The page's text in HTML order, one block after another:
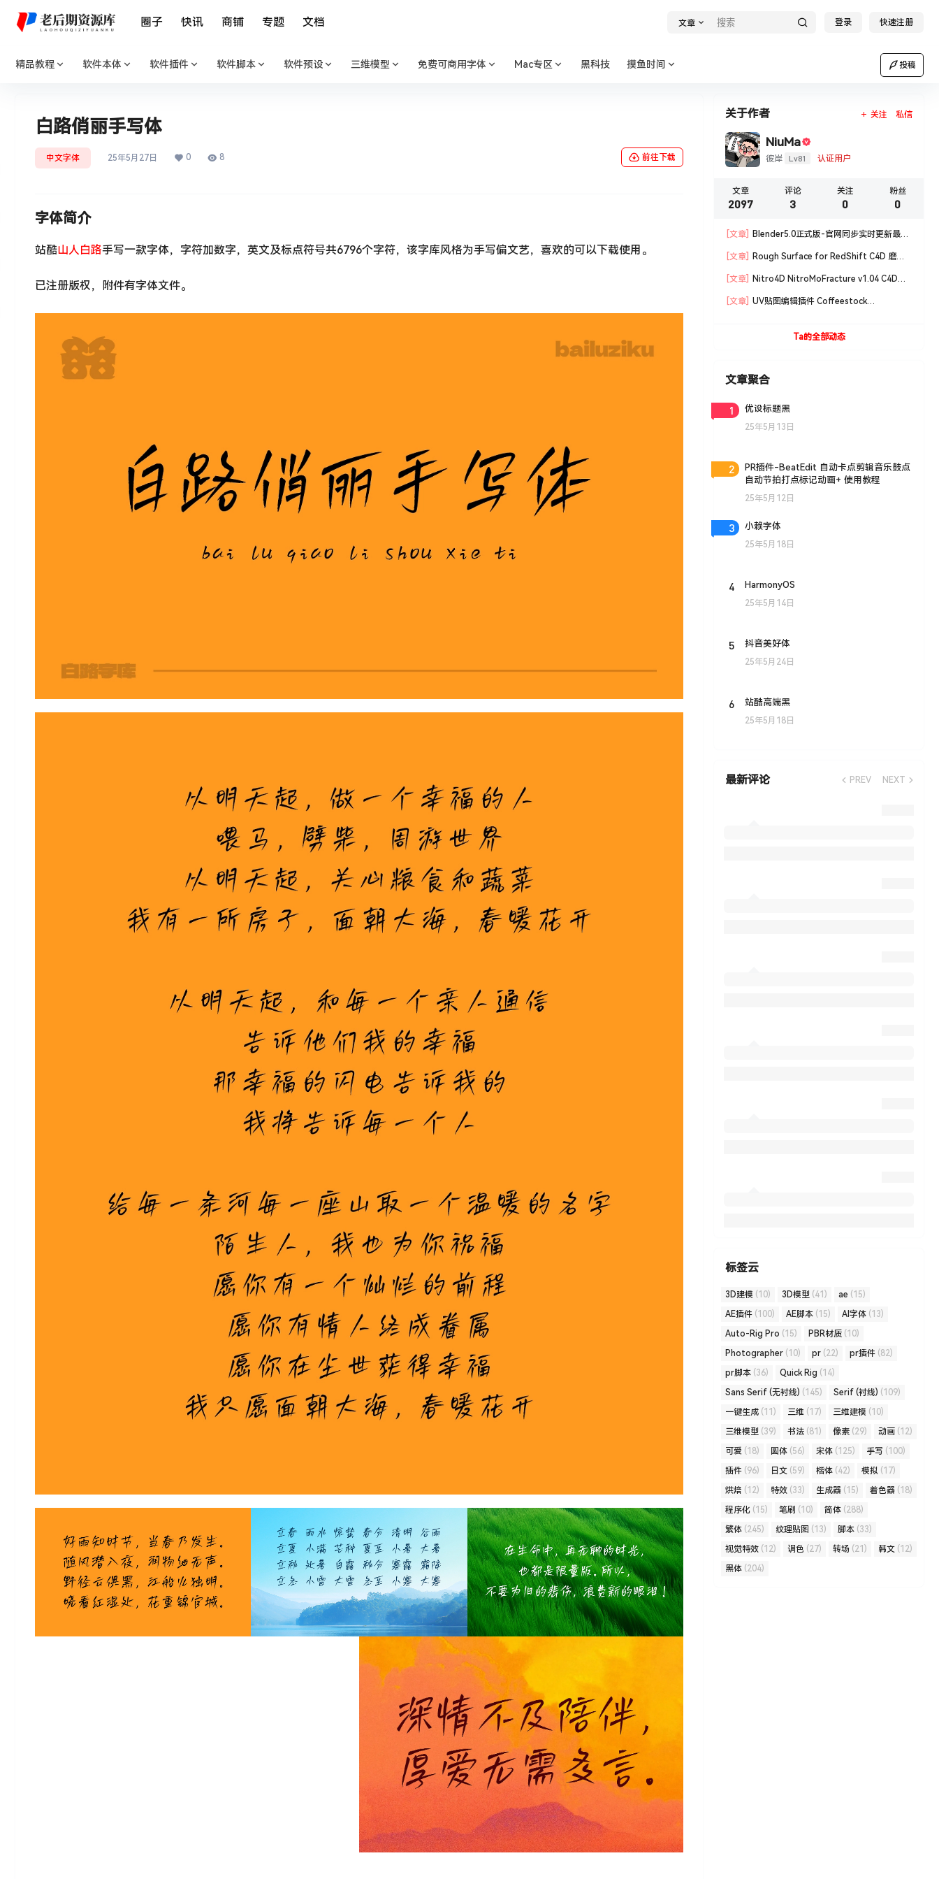
圈子 快讯 商铺 专题 文档 文章 登录 快速注册
精品教程 软件本体 软件插件 软件脚本 软件预设 三维模型 免费可商用字体 Mac专区 黑科技 摸鱼时间 投稿
白路俏丽手写体
中文字体 25年5月27日 0 8 前往下载
字体简介
站酷山人白路手写一款字体，字符加数字，英文及标点符号共6796个字符，该字库风格为手写偏文艺，喜欢的可以下载使用。
已注册版权，附件有字体文件。
关于作者 关注 私信
NiuMa
彼岸 Lv81 认证用户
文章
2097
评论
3
关注
0
粉丝
0
[文章]
Blender5.0正式版-官网同步实时更新最新
[文章]
Rough Surface for RedShift C4D 磨损
[文章]
Nitro4D NitroMoFracture v1.04 C4D插
[文章]
UV贴图编辑插件 Coffeestock
Ta的全部动态
文章聚合
1 优设标题黑
25年5月13日
2
PR插件-BeatEdit 自动卡点剪辑音乐鼓点
自动节拍打点标记动画+ 使用教程
25年5月12日
3 小赖字体
25年5月18日
4 HarmonyOS
25年5月14日
5 抖音美好体
25年5月24日
6 站酷高端黑
25年5月18日
最新评论 PREV NEXT
标签云
3D建模 (10) 3D模型 (41) ae (15)
AE插件 (100) AE脚本 (15) AI字体 (13)
Auto-Rig Pro (15) PBR材质 (10)
Photographer (10) pr (22) pr插件 (82)
pr脚本 (36) Quick Rig (14)
Sans Serif (无衬线) (145) Serif (衬线) (109)
一键生成 (11) 三维 (17) 三维建模 (10)
三维模型 (39) 书法 (81) 像素 (29) 动画 (12)
可爱 (18) 圆体 (56) 宋体 (125) 手写 (100)
插件 (96) 日文 (59) 楷体 (42) 模拟 (17)
烘焙 (12) 特效 (33) 生成器 (15) 着色器 (18)
程序化 (15) 笔刷 (10) 简体 (288)
繁体 (245) 纹理贴图 (13) 脚本 (33)
视觉特效 (12) 调色 (27) 转场 (21) 韩文 (12)
黑体 (204)